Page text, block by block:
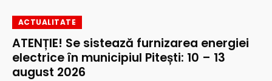
ACTUALITATE
ATENȚIE! Se sistează furnizarea energiei
electrice în municipiul Pitești: 10 – 13
august 2026